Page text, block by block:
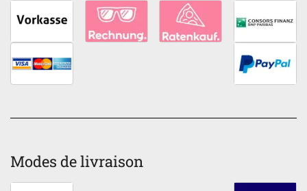
Modes de livraison